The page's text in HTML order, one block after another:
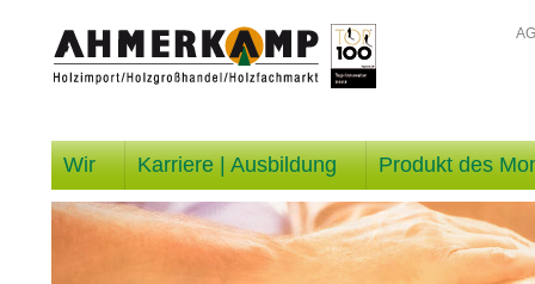
Wir Karriere | Ausbildung Produkt des